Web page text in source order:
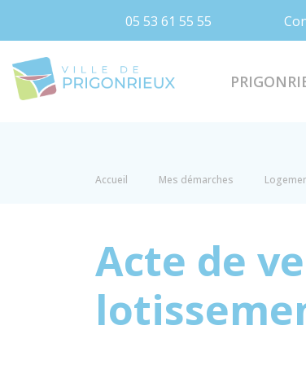
05 53 61 55 55
Accueil Mes démarches
Acte de